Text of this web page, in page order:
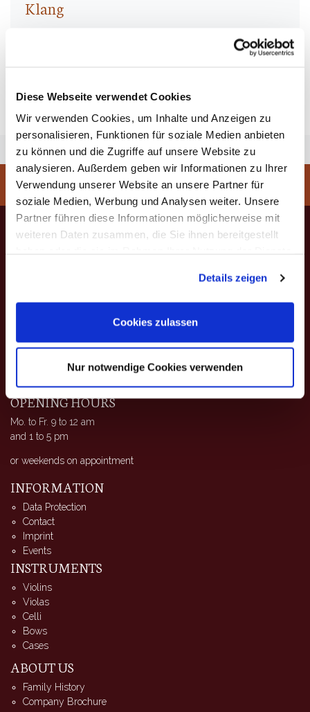
Diese Webseite verwendet Cookies
Wir verwenden Cookies, um Inhalte und Anzeigen zu
personalisieren, Funktionen für soziale Medien anbieten
zu können und die Zugriffe auf unsere Website zu
analysieren. Außerdem geben wir Informationen zu Ihrer
Verwendung unserer Website an unsere Partner für
soziale Medien, Werbung und Analysen weiter. Unsere
Partner führen diese Informationen möglicherweise mit
weiteren Daten zusammen, die Sie ihnen bereitgestellt
Cookies, wenn Sie unsere Webseite weiterhin nutzen.
Details zeigen
Cookies zulassen
Nur notwendige Cookies verwenden
Klang
You are here:Home >Service >Dictionary >K
E info@violin-leonhardt.de
OPENING HOURS
Mo. to Fr. 9 to 12 am
and 1 to 5 pm
or weekends on appointment
INFORMATION
Data Protection
Contact
Imprint
Events
INSTRUMENTS
Violins
Violas
Celli
Bows
Cases
ABOUT US
Family History
Company Brochure